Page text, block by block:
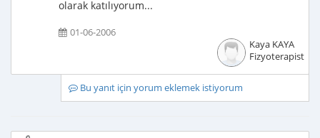
olarak katılıyorum...
01-06-2006
Kaya KAYA
Fizyoterapist
Bu yanıt için yorum eklemek istiyorum